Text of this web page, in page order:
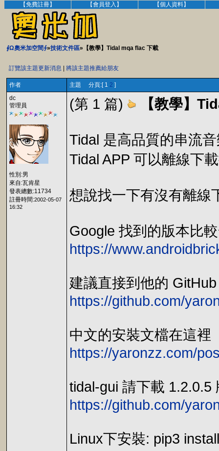
【免費註冊】 【會員登入】 【個人資料】
∮Ω奧米加空間∮»技術文件區»【教學】Tidal mqa flac 下載
訂覽該主題更新消息 將該主題推薦給朋友
作者 主題 分頁:[ 1 2 ]
dc
管理員
性別:男
來自:瓦肯星
發表總數:11734
註冊時間:2002-05-07
16:32
(第 1 篇) 【教學】
Tidal 是高品質的串流
Tidal APP 可以離線下
想說找一下有沒有離線
Google 找到的版本比
https://
建議直接到他的
https://github.com/
中文的安裝文檔在這裡
https://yaronzz.com/
tidal-gui 請下載 1.2.0.5
https://github.com/
Linux下安裝: pip3